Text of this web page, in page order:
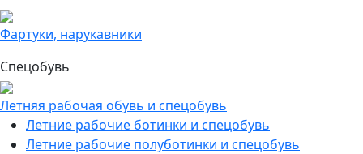
Фартуки, нарукавники
Спецобувь
Летняя рабочая обувь и спецобувь
Летние рабочие ботинки и спецобувь
Летние рабочие полуботинки и спецобувь